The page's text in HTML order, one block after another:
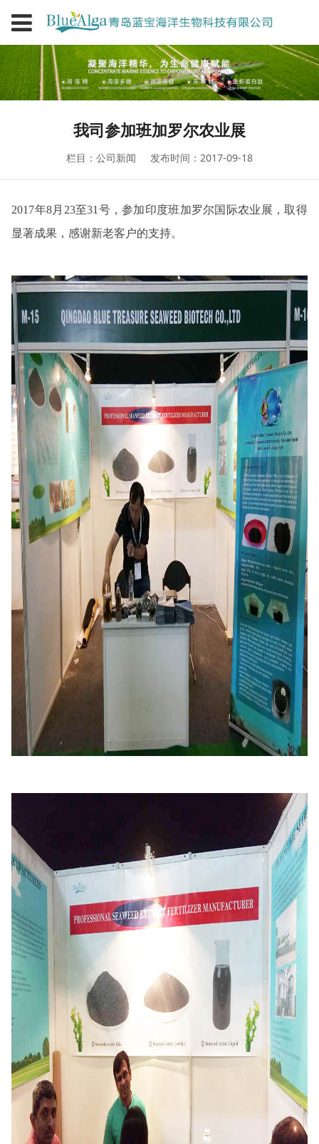
我司参加班加罗尔农业展
栏目：公司新闻 发布时间：2017-09-18
2017年8月23至31号，参加印度班加罗尔国际农业展，取得
显著成果，感谢新老客户的支持。